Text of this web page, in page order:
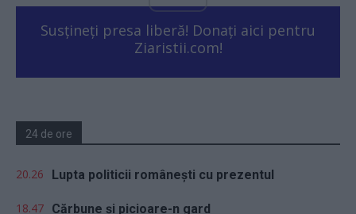
Susțineți presa liberă! Donați aici pentru
Ziaristii.com!
24 de ore
20.26 Lupta politicii românești cu prezentul
18.47 Cărbune și picioare-n gard